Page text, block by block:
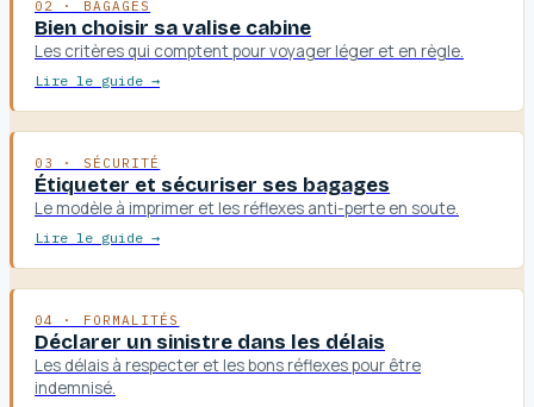
02 · BAGAGES
Bien choisir sa valise cabine
Les critères qui comptent pour voyager léger et en règle.
Lire le guide →
03 · SÉCURITÉ
Étiqueter et sécuriser ses bagages
Le modèle à imprimer et les réflexes anti-perte en soute.
Lire le guide →
04 · FORMALITÉS
Déclarer un sinistre dans les délais
Les délais à respecter et les bons réflexes pour être
indemnisé.